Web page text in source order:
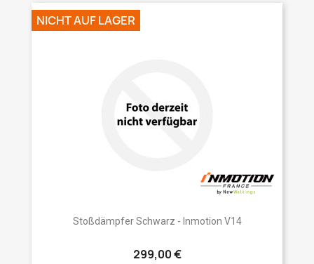
Stoßdämpfer Schwarz - Inmotion V14
299,00 €
NICHT AUF LAGER